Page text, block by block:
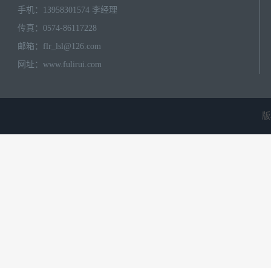
手机：13958301574 李经理
传真：0574-86117228
邮箱： flr_lsl@126.com
网址： www.fulirui.com